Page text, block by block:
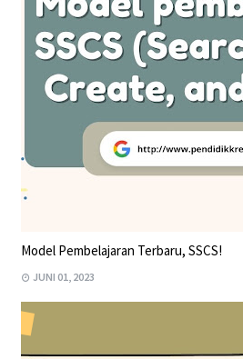
Model Pembelajaran Terbaru, SSCS!
JUNI 01, 2023